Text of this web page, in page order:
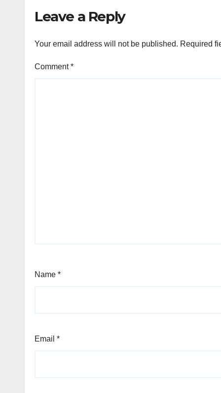
Leave a Reply
Your email address will not be published. Required
Comment*
Name *
Email *